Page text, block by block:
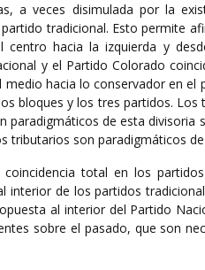
a veces disimulada por la
tradicional. Esto permite
centro hacia la izquierda y
y el Partido Colorado
hacia lo conservador en
bloques y los tres partidos.
paradigmáticos de esta divisoria
tributarios son paradigmáticos
total en los
interior de los partidos
al interior del Partido
sobre el pasado, que son